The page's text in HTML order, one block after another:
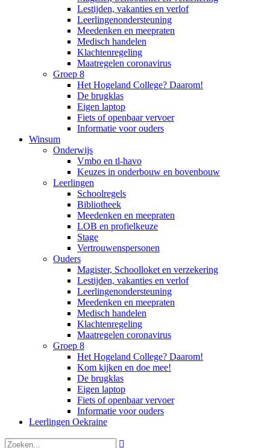
Lestijden, vakanties en verlof
Leerlingenondersteuning
Meedenken en meepraten
Medisch handelen
Klachtenregeling
Maatregelen coronavirus
Groep 8
Het Hogeland College? Daarom!
De brugklas
Eigen laptop
Fiets of openbaar vervoer
Informatie voor ouders
Winsum
Onderwijs
Vmbo en tl-havo
Keuzes in onderbouw en bovenbouw
Leerlingen
Schoolregels
Bibliotheek
Meedenken en meepraten
LOB en profielkeuze
Stage
Vertrouwenspersonen
Ouders
Magister, Schoolloket en verzekering
Lestijden, vakanties en verlof
Leerlingenondersteuning
Meedenken en meepraten
Medisch handelen
Klachtenregeling
Maatregelen coronavirus
Groep 8
Het Hogeland College? Daarom!
Kom kijken en doe mee!
De brugklas
Eigen laptop
Fiets of openbaar vervoer
Informatie voor ouders
Leerlingen Oekraine
